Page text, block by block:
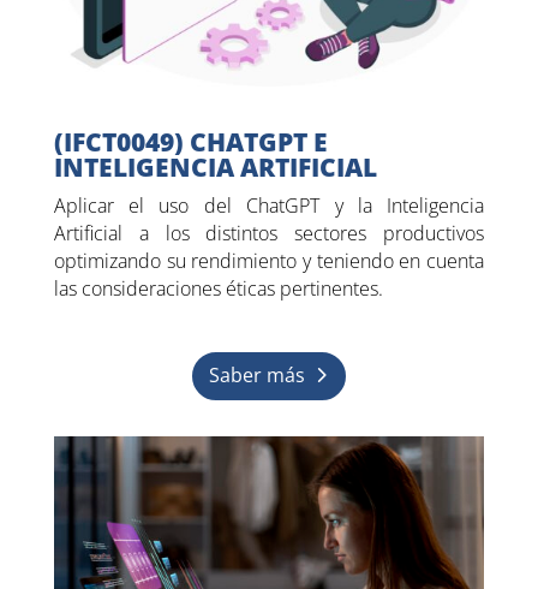
(IFCT0049) CHATGPT E
INTELIGENCIA ARTIFICIAL
Aplicar el uso del ChatGPT y la Inteligencia
Artificial a los distintos sectores productivos
optimizando su rendimiento y teniendo en cuenta
las consideraciones éticas pertinentes.
Saber más